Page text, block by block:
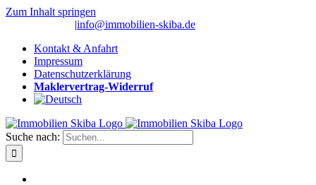
Zum Inhalt springen
|info@immobilien-skiba.de
Kontakt & Anfahrt
Impressum
Datenschutzerklärung
Maklervertrag-Widerruf
Suche nach: